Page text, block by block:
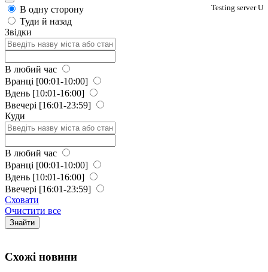
Testing server U
В одну сторону
Туди й назад
Звідки
В любий час
Вранці [00:01-10:00]
Вдень [10:01-16:00]
Ввечері [16:01-23:59]
Куди
В любий час
Вранці [00:01-10:00]
Вдень [10:01-16:00]
Ввечері [16:01-23:59]
Сховати
Очистити все
Знайти
Схожi новини